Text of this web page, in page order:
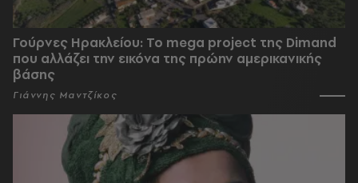
Γούρνες Ηρακλείου: To mega project της Dimand
που αλλάζει την εικόνα της πρώην αμερικανικής
βάσης
Γιάννης Μαντζίκος